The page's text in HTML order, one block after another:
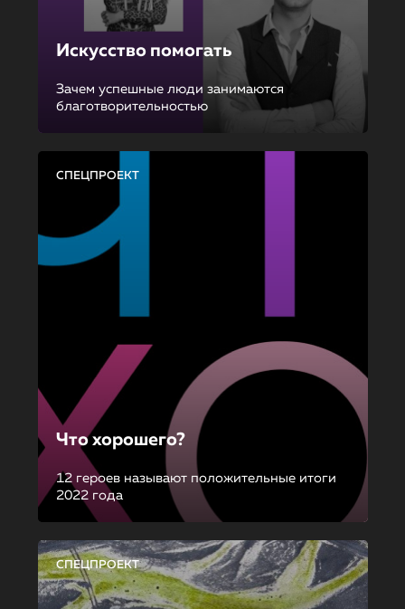
Искусство помогать
Зачем успешные люди занимаются
благотворительностью
СПЕЦПРОЕКТ
Что хорошего?
12 героев называют положительные итоги
2022 года
СПЕЦПРОЕКТ